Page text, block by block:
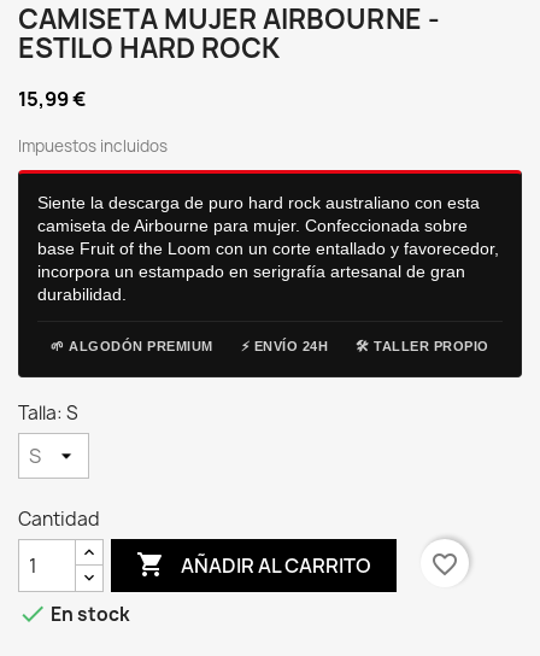
CAMISETA MUJER AIRBOURNE -
ESTILO HARD ROCK
15,99 €
Impuestos incluidos
Siente la descarga de puro hard rock australiano con esta
camiseta de Airbourne para mujer. Confeccionada sobre
base Fruit of the Loom con un corte entallado y favorecedor,
incorpora un estampado en serigrafía artesanal de gran
durabilidad.
🌱 ALGODÓN PREMIUM ⚡ ENVÍO 24H 🛠️ TALLER PROPIO
Talla: S
Cantidad
 AÑADIR AL CARRITO
favorite_border
 En stock